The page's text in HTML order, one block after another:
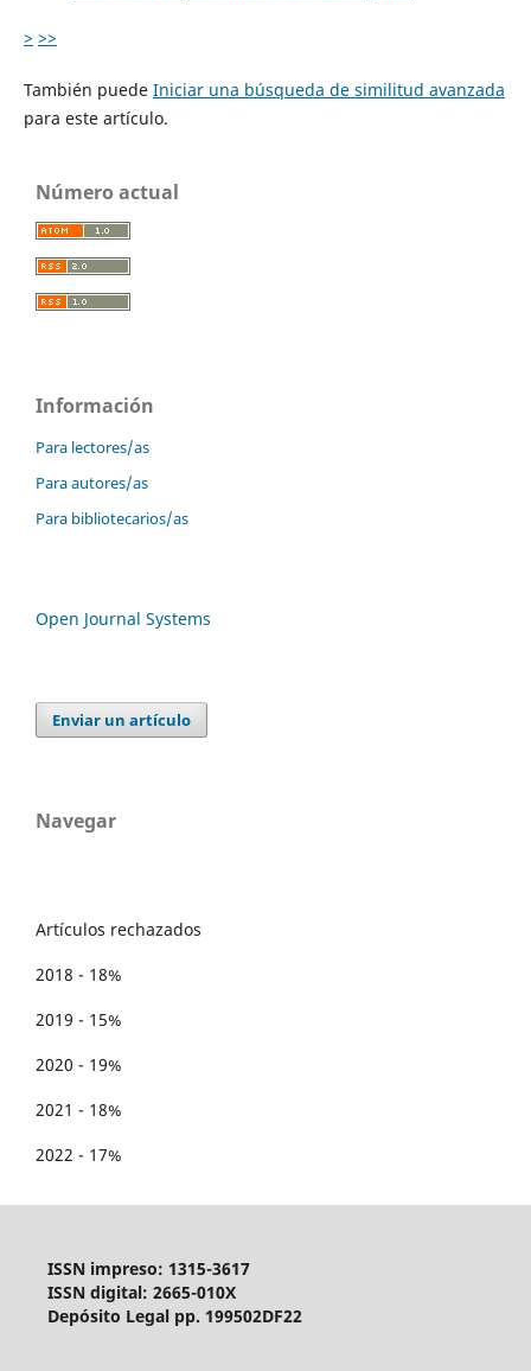
> >>
También puede Iniciar una búsqueda de similitud avanzada
para este artículo.
Número actual
Información
Para lectores/as
Para autores/as
Para bibliotecarios/as
Open Journal Systems
Enviar un artículo
Navegar
Artículos rechazados
2018 - 18%
2019 - 15%
2020 - 19%
2021 - 18%
2022 - 17%
ISSN impreso: 1315-3617
ISSN digital: 2665-010X
Depósito Legal pp. 199502DF22